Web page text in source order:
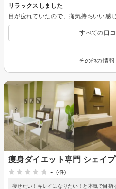
リラックスしました
目が疲れていたので、痛気持ちいい感
すべての口
その他の情
痩身ダイエット専門 シェイ
-
(-件)
痩せたい！キレイになりたい！と本気で目